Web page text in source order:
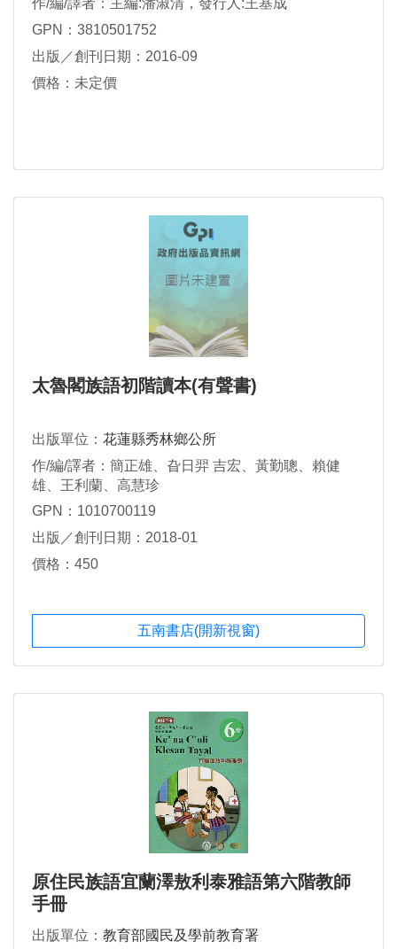
作/編/譯者：主編:潘淑清，發行人:王基成
GPN：3810501752
出版／創刊日期：2016-09
價格：未定價
太魯閣族語初階讀本(有聲書)
出版單位： 花蓮縣秀林鄉公所
作/編/譯者：簡正雄、旮日羿 吉宏、黃勤聰、賴健
雄、王利蘭、高慧珍
GPN：1010700119
出版／創刊日期：2018-01
價格：450
五南書店(開新視窗)
原住民族語宜蘭澤敖利泰雅語第六階教師
手冊
出版單位： 教育部國民及學前教育署